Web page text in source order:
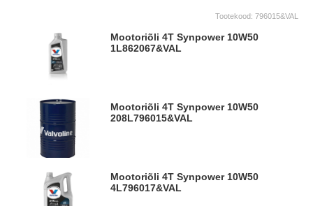
Tootekood: 796015&VAL
Mootoriõli 4T Synpower 10W50
1L862067&VAL
Mootoriõli 4T Synpower 10W50
208L796015&VAL
Mootoriõli 4T Synpower 10W50
4L796017&VAL